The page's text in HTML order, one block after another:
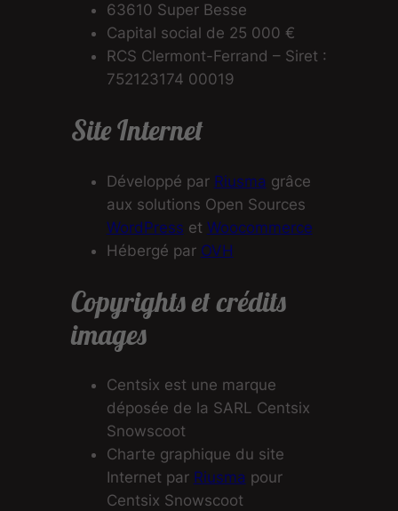
63610 Super Besse
Capital social de 25 000 €
RCS Clermont-Ferrand – Siret :
752123174 00019
Site Internet
Développé par Riusma grâce
aux solutions Open Sources
WordPress et Woocommerce
Hébergé par OVH
Copyrights et crédits
images
Centsix est une marque
déposée de la SARL Centsix
Snowscoot
Charte graphique du site
Internet par Riusma pour
Centsix Snowscoot